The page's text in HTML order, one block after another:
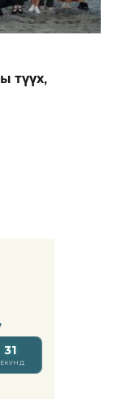
түүх,